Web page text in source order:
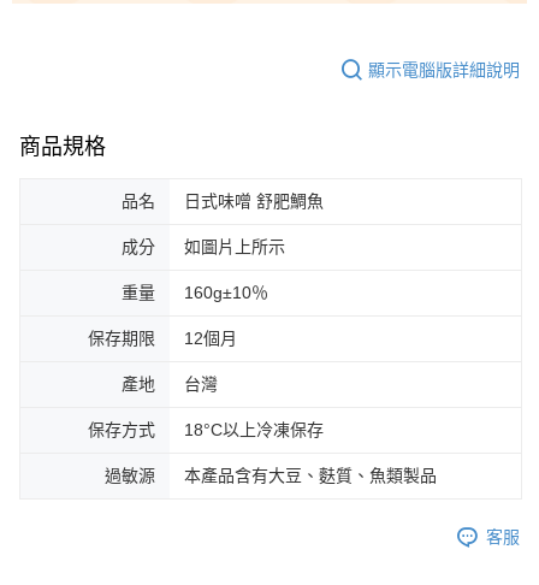
顯示電腦版詳細說明
商品規格
品名 日式味噌 舒肥鯛魚
成分 如圖片上所示
重量 160g±10％
保存期限 12個月
產地 台灣
保存方式 18°C以上冷凍保存
過敏源 本產品含有大豆、麩質、魚類製品
客服